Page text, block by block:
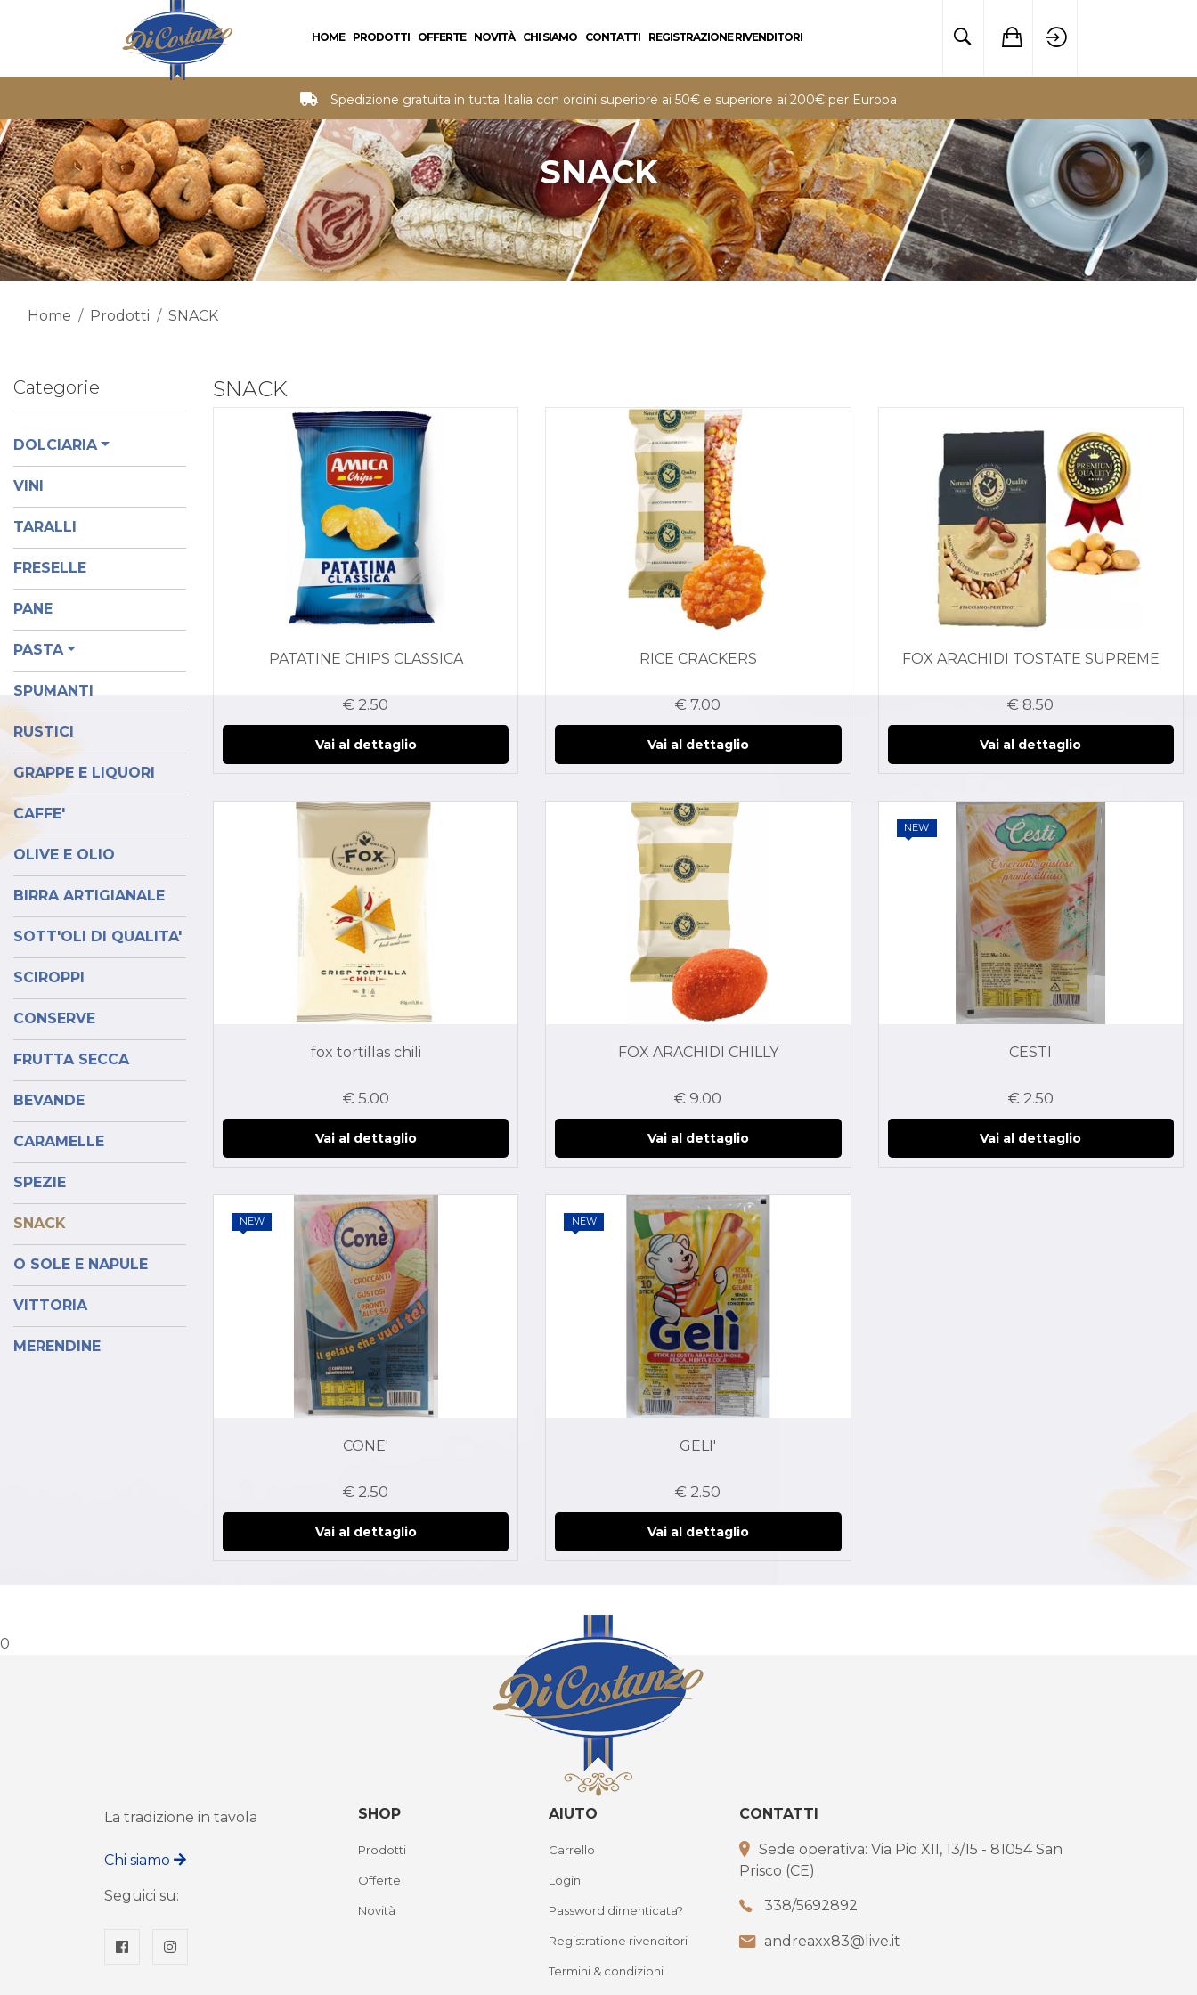
HOME PRODOTTI OFFERTE NOVITÀ CHI SIAMO CONTATTI REGISTRAZIONE RIVENDITORI
Spedizione gratuita in tutta Italia con ordini superiore ai 50€ e superiore ai 200€ per Europa
SNACK
Home Prodotti SNACK
Categorie
DOLCIARIA
VINI
TARALLI
FRESELLE
PANE
PASTA
SPUMANTI
RUSTICI
GRAPPE E LIQUORI
CAFFE'
OLIVE E OLIO
BIRRA ARTIGIANALE
SOTT'OLI DI QUALITA'
SCIROPPI
CONSERVE
FRUTTA SECCA
BEVANDE
CARAMELLE
SPEZIE
SNACK
O SOLE E NAPULE
VITTORIA
MERENDINE
SNACK
PATATINE CHIPS CLASSICA
€ 2.50
Vai al dettaglio
RICE CRACKERS
€ 7.00
Vai al dettaglio
FOX ARACHIDI TOSTATE SUPREME
€ 8.50
Vai al dettaglio
fox tortillas chili
€ 5.00
Vai al dettaglio
FOX ARACHIDI CHILLY
€ 9.00
Vai al dettaglio
NEW
CESTI
€ 2.50
Vai al dettaglio
NEW
CONE'
€ 2.50
Vai al dettaglio
NEW
GELI'
€ 2.50
Vai al dettaglio
0
La tradizione in tavola
Chi siamo
Seguici su:
SHOP
Prodotti
Offerte
Novità
AIUTO
Carrello
Login
Password dimenticata?
Registratione rivenditori
Termini & condizioni
CONTATTI
Sede operativa: Via Pio XII, 13/15 - 81054 San
Prisco (CE)
338/5692892
andreaxx83@live.it